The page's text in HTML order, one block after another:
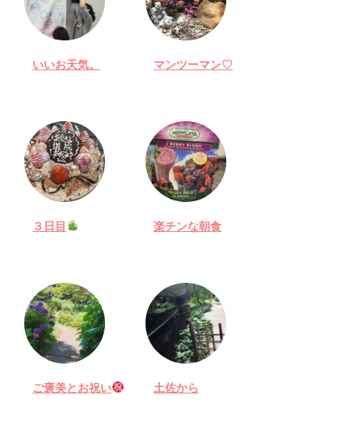
いいお天気。 マンツーマン♡
３日目 楽チンな朝食
ご褒美とお祝い 土佐から